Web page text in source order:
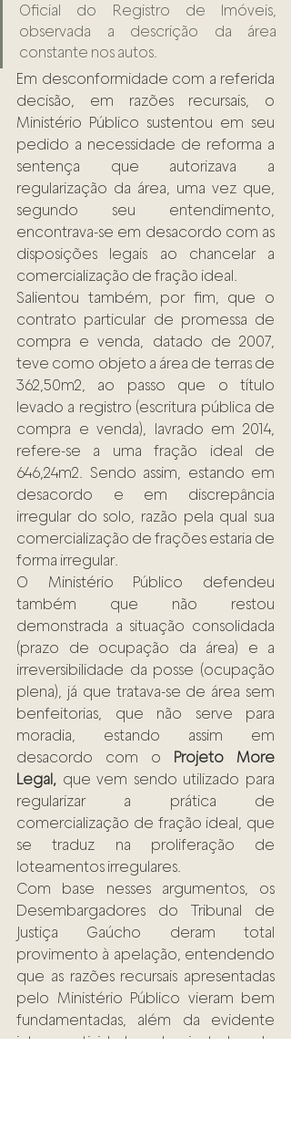
Oficial do Registro de Imóveis,
observada a descrição da área
constante nos autos.
Em desconformidade com a referida
decisão, em razões recursais, o
Ministério Público sustentou em seu
pedido a necessidade de reforma a
sentença que autorizava a
regularização da área, uma vez que,
segundo seu entendimento,
encontrava-se em desacordo com as
disposições legais ao chancelar a
comercialização de fração ideal.
Salientou também, por fim, que o
contrato particular de promessa de
compra e venda, datado de 2007,
teve como objeto a área de terras de
362,50m2, ao passo que o título
levado a registro (escritura pública de
compra e venda), lavrado em 2014,
refere-se a uma fração ideal de
646,24m2. Sendo assim, estando em
desacordo e em discrepância
irregular do solo, razão pela qual sua
comercialização de frações estaria de
forma irregular.
O Ministério Público defendeu
também que não restou
demonstrada a situação consolidada
(prazo de ocupação da área) e a
irreversibilidade da posse (ocupação
plena), já que tratava-se de área sem
benfeitorias, que não serve para
moradia, estando assim em
desacordo com o
Projeto More
Legal, que vem sendo utilizado para
regularizar a prática de
comercialização de fração ideal, que
se traduz na proliferação de
loteamentos irregulares.
Com base nesses argumentos, os
Desembargadores do Tribunal de
Justiça Gaúcho deram total
provimento à apelação, entendendo
que as razões recursais apresentadas
pelo Ministério Público vieram bem
fundamentadas, além da evidente
intempestividade da juntada de